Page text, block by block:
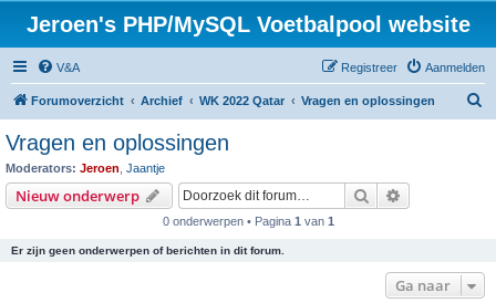
Jeroen's PHP/MySQL Voetbalpool website
V&A Aanmelden
Registreer
Forumoverzicht Archief WK 2022 Qatar Vragen en oplossingen
Vragen en oplossingen
Moderators: Jeroen Jaantje
Nieuw onderwerp Zoek
0 onderwerpen • Pagina 1 van 1
Er zijn geen onderwerpen of berichten in dit forum.
Ga naar